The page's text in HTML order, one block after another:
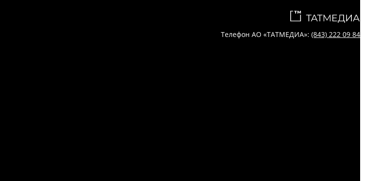
Телефон АО «ТАТМЕДИА»: (843) 222 09 84